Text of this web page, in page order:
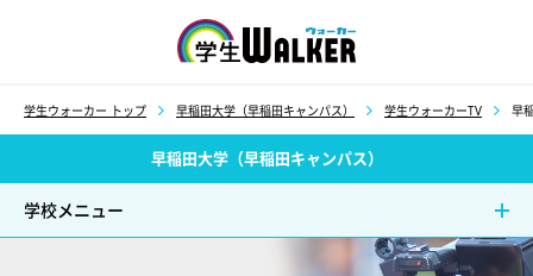
学生ウォーカー トップ 早稲田大学（早稲田キャンパス） 学生ウォーカーTV 早
早稲田大学（早稲田キャンパス）
学校メニュー